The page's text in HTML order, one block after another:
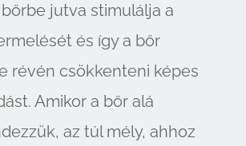
jutva stimulálja a
és így a bőr
révén csökkenteni képes
Amikor a bőr alá
az túl mély, ahhoz